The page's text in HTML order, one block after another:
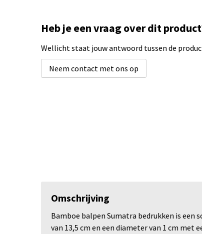
Heb je een vraag over dit
Wellicht staat jouw antwoord tussen de
Neem contact met ons op
Omschrijving
Bamboe balpen Sumatra bedrukken is
van 13,5 cm en een diameter van 1 cm